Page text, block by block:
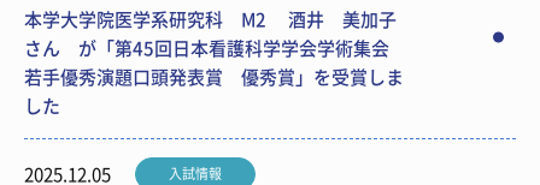
本学大学院医学系研究科 M2 酒井 美加子
さん が「第45回日本看護科学学会学術集会
若手優秀演題口頭発表賞 優秀賞」を受賞しま
した
2025.12.05 入試情報